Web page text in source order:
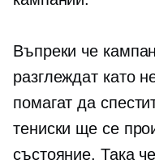
Въпреки че
разглеждат като
помагат да
тениски ще се
състояние. Така